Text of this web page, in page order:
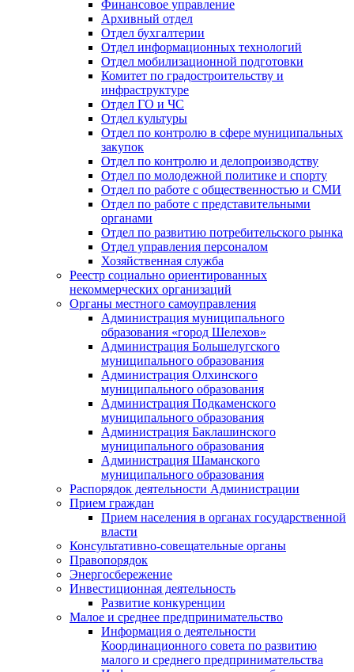
Финансовое управление
Архивный отдел
Отдел бухгалтерии
Отдел информационных технологий
Отдел мобилизационной подготовки
Комитет по градостроительству и
инфраструктуре
Отдел ГО и ЧС
Отдел культуры
Отдел по контролю в сфере муниципальных
закупок
Отдел по контролю и делопроизводству
Отдел по молодежной политике и спорту
Отдел по работе с общественностью и СМИ
Отдел по работе с представительными
органами
Отдел по развитию потребительского рынка
Отдел управления персоналом
Хозяйственная служба
Реестр социально ориентированных
некоммерческих организаций
Органы местного самоуправления
Администрация муниципального
образования «город Шелехов»
Администрация Большелугского
муниципального образования
Администрация Олхинского
муниципального образования
Администрация Подкаменского
муниципального образования
Администрация Баклашинского
муниципального образования
Администрация Шаманского
муниципального образования
Распорядок деятельности Администрации
Прием граждан
Прием населения в органах государственной
власти
Консультативно-совещательные органы
Правопорядок
Энергосбережение
Инвестиционная деятельность
Развитие конкуренции
Малое и среднее предпринимательство
Информация о деятельности
Координационного совета по развитию
малого и среднего предпринимательства